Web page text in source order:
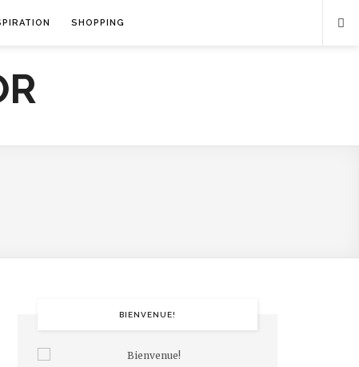
SHOPPING
BIENVENUE!